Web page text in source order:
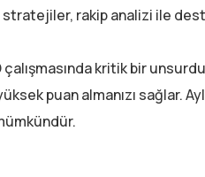
stratejiler, rakip analizi ile
kritik bir
puan almanızı sağlar.